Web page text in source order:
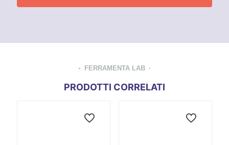
FERRAMENTA LAB
PRODOTTI CORRELATI